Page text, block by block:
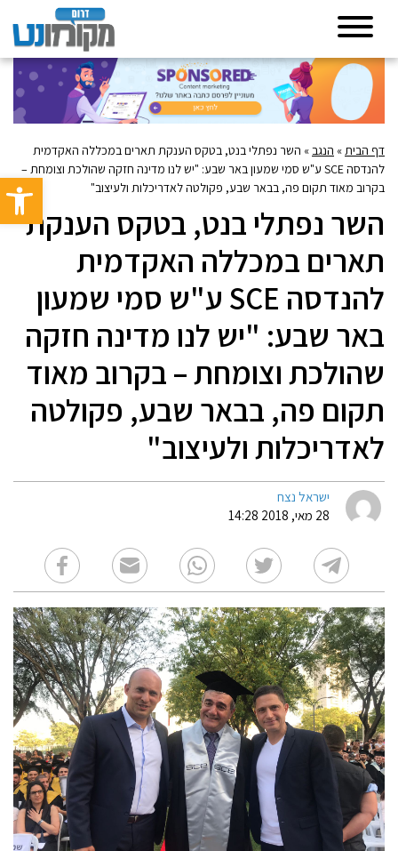
פתח
דף הבית» הנגב» השר נפתלי בנט, בטקס הענקת תארים במכללה האקדמית
להנדסה SCE ע"ש סמי שמעון באר שבע: "יש לנו מדינה חזקה שהולכת וצומחת –
בקרוב מאוד תקום פה, בבאר שבע, פקולטה לאדריכלות ולעיצוב"
השר נפתלי בנט, בטקס הענקת
תארים במכללה האקדמית
להנדסה SCE ע"ש סמי שמעון
באר שבע: "יש לנו מדינה חזקה
שהולכת וצומחת – בקרוב מאוד
תקום פה, בבאר שבע, פקולטה
לאדריכלות ולעיצוב"
ישראל נצח
28 מאי, 2018 14:28